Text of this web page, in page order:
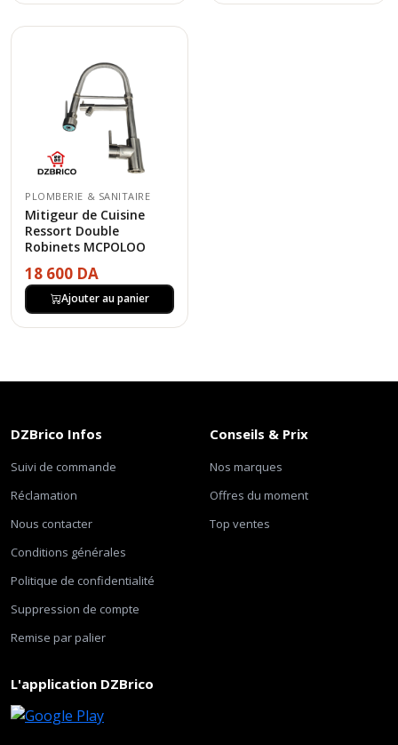
PLOMBERIE & SANITAIRE
Mitigeur de Cuisine
Ressort Double
Robinets MCPOLOO
18 600 DA
Ajouter au panier
DZBrico Infos
Suivi de commande
Réclamation
Nous contacter
Conditions générales
Politique de confidentialité
Suppression de compte
Remise par palier
Conseils & Prix
Nos marques
Offres du moment
Top ventes
L'application DZBrico